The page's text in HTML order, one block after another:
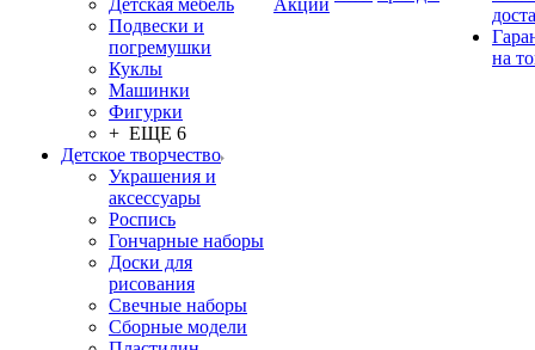
Детская мебель
Подвески и
погремушки
Куклы
Машинки
Фигурки
+ ЕЩЕ 6
Детское творчество
Украшения и
аксессуары
Роспись
Гончарные наборы
Доски для
рисования
Свечные наборы
Сборные модели
Акции
на